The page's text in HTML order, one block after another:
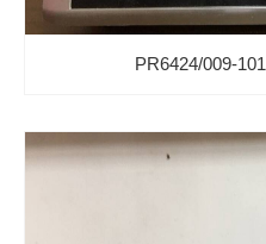
PR6424/009-